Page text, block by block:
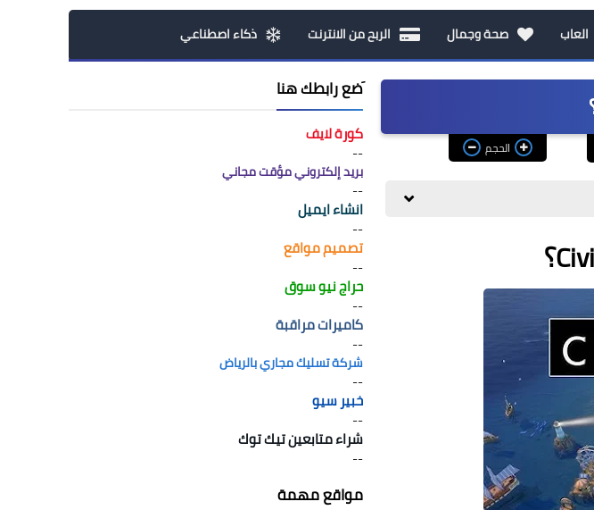
العاب صحة وجمال الربح من الانترنت ذكاء اصطناعي
الحجم
َضع رابطك هنا
كورة لايف
--
بريد إلكتروني مؤقت مجاني
--
انشاء ايميل
--
تصميم مواقع
--
حراج نيو سوق
--
كاميرات مراقبة
--
شركة تسليك مجاري بالرياض
--
خبير سيو
--
شراء متابعين تيك توك
--
مواقع مهمة